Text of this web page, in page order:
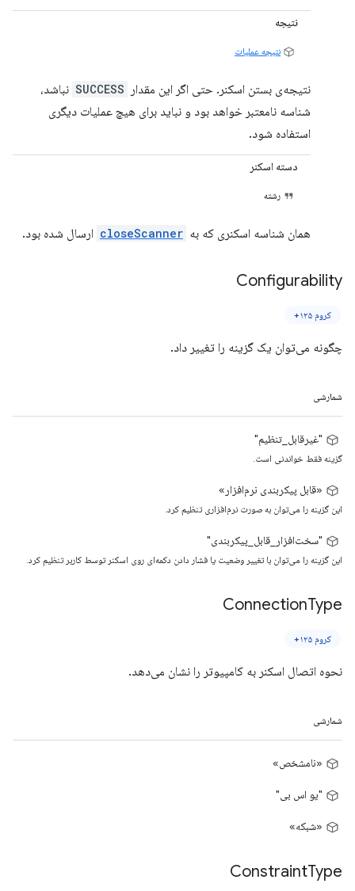
نتیجه
نتیجه عملیات
نتیجه‌ی بستن اسکنر. حتی اگر این مقدار SUCCESS نباشد،
شناسه نامعتبر خواهد بود و نباید برای هیچ عملیات دیگری
استفاده شود.
دسته اسکنر
رشته
همان شناسه اسکنری که به closeScanner ارسال شده بود.
Configurability
کروم ۱۲۵+
چگونه می‌توان یک گزینه را تغییر داد.
شمارشی
"غیرقابل_تنظیم"
گزینه فقط خواندنی است.
«قابل پیکربندی نرم‌افزار»
این گزینه را می‌توان به صورت نرم‌افزاری تنظیم کرد.
"سخت‌افزار_قابل_پیکربندی"
این گزینه را می‌توان با تغییر وضعیت یا فشار دادن دکمه‌ای روی اسکنر توسط کاربر تنظیم کرد.
ConnectionType
کروم ۱۲۵+
نحوه اتصال اسکنر به کامپیوتر را نشان می‌دهد.
شمارشی
«نامشخص»
"یو اس بی"
«شبکه»
ConstraintType